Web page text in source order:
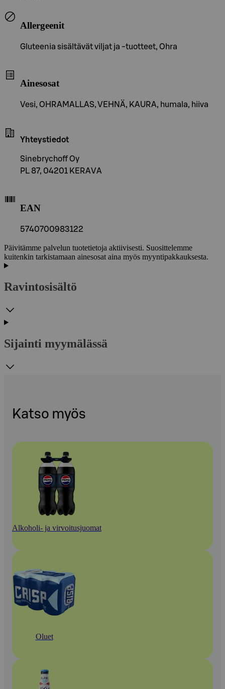
Allergeenit
Gluteenia sisältävät viljat ja -tuotteet, Ohra
Ainesosat
Vesi, OHRAMALLAS, VEHNÄ, KAURA, humala, hiiva
Yhteystiedot
Sinebrychoff Oy
PL 87, 04201 KERAVA
EAN
5740700983122
Päivitämme palvelun tuotetietoja aktiivisesti. Suosittelemme
kuitenkin tarkistamaan ainesosat aina myös myyntipakkauksesta.
Ravintosisältö
Sijainti myymälässä
Katso myös
Alkoholi- ja virvoitusjuomat
Oluet